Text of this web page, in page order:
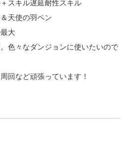
スキル遅延耐性スキル
天使の羽ペン
大
色々なダンジョンに使いたいので
回など頑張っています！